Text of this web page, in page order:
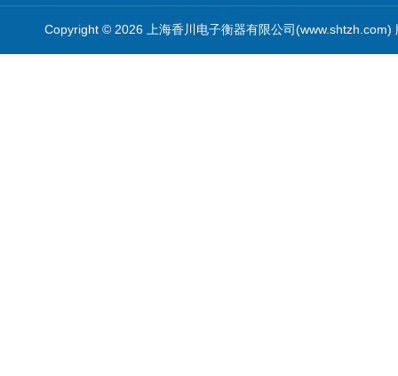
Copyright © 2026 上海香川电子衡器有限公司(www.shtzh.com)